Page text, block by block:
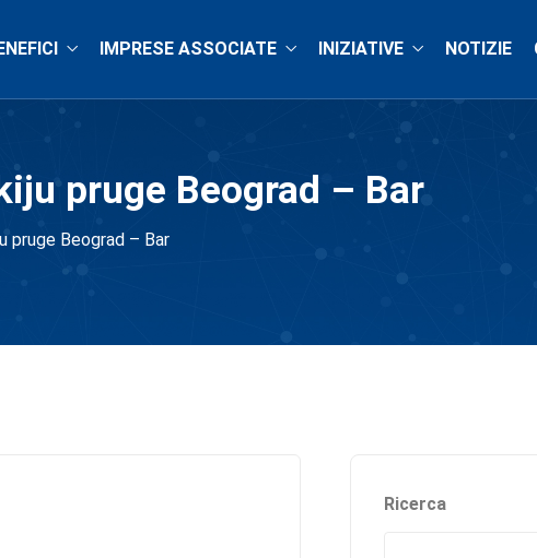
IMPRESE ASSOCIATE INIZIATIVE NOTIZIE
pruge Beograd – Bar
pruge Beograd – Bar
Ricerca